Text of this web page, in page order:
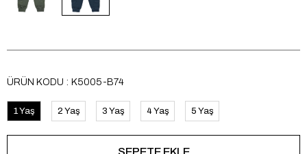
ÜRÜN KODU K5005-B74
1 Yaş 2 Yaş 3 Yaş 4 Yaş 5 Yaş